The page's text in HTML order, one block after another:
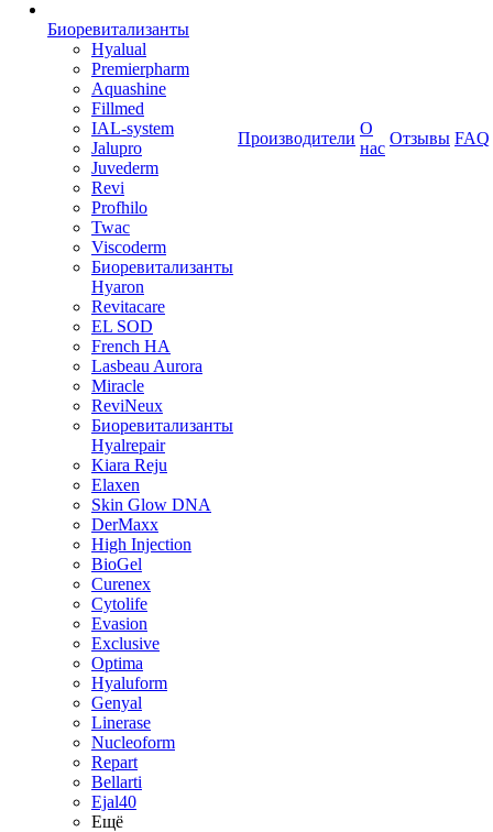
Биоревитализанты
Hyalual
Premierpharm
Aquashine
Fillmed
IAL-system
Jalupro
Juvederm
Revi
Profhilo
Twac
Viscoderm
Биоревитализанты
Hyaron
Revitacare
EL SOD
French HA
Lasbeau Aurora
Miracle
ReviNeux
Биоревитализанты
Hyalrepair
Kiara Reju
Elaxen
Skin Glow DNA
DerMaxx
High Injection
BioGel
Curenex
Cytolife
Evasion
Exclusive
Optima
Hyaluform
Genyal
Linerase
Nucleoform
Repart
Bellarti
Ejal40
Ещё
Производители
О
нас
Отзывы FAQ